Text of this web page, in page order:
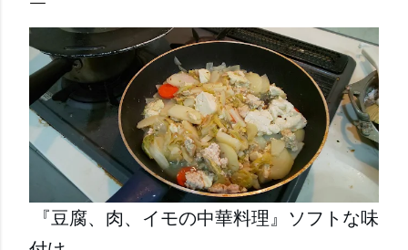
『豆腐、肉、イモの中華料理』ソフトな味